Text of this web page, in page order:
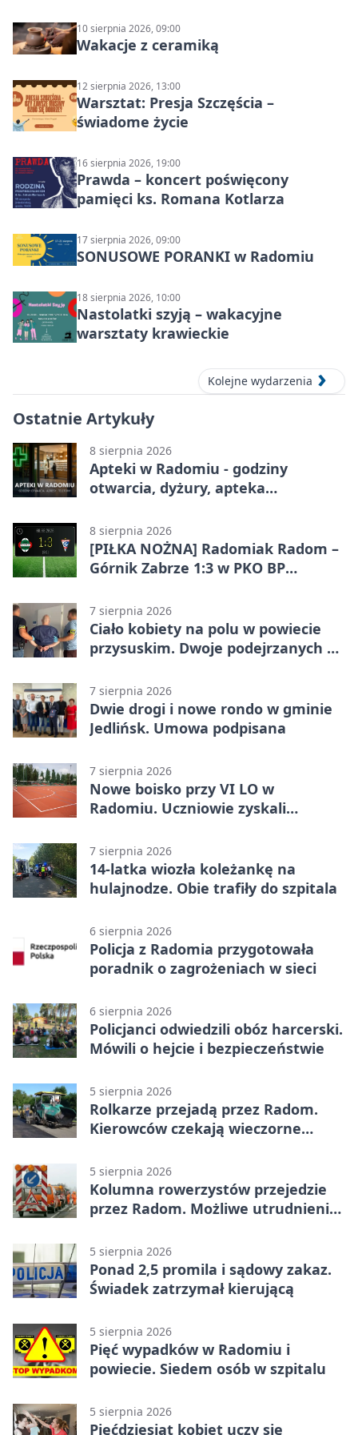
10 sierpnia 2026, 09:00
Wakacje z ceramiką
12 sierpnia 2026, 13:00
Warsztat: Presja Szczęścia –
świadome życie
16 sierpnia 2026, 19:00
Prawda – koncert poświęcony
pamięci ks. Romana Kotlarza
17 sierpnia 2026, 09:00
SONUSOWE PORANKI w Radomiu
18 sierpnia 2026, 10:00
Nastolatki szyją – wakacyjne
warsztaty krawieckie
Kolejne wydarzenia
Ostatnie Artykuły
8 sierpnia 2026
Apteki w Radomiu - godziny
otwarcia, dyżury, apteka
8 sierpnia 2026
[PIŁKA NOŻNA] Radomiak Radom –
Górnik Zabrze 1:3 w PKO BP
golami pogrążył gospodarzy
7 sierpnia 2026
Ciało kobiety na polu w powiecie
przysuskim. Dwoje podejrzanych w
7 sierpnia 2026
Dwie drogi i nowe rondo w gminie
Jedlińsk. Umowa podpisana
7 sierpnia 2026
Nowe boisko przy VI LO w
Radomiu. Uczniowie zyskali
7 sierpnia 2026
14-latka wiozła koleżankę na
hulajnodze. Obie trafiły do szpitala
6 sierpnia 2026
Policja z Radomia przygotowała
poradnik o zagrożeniach w sieci
6 sierpnia 2026
Policjanci odwiedzili obóz harcerski.
Mówili o hejcie i bezpieczeństwie
5 sierpnia 2026
Rolkarze przejadą przez Radom.
Kierowców czekają wieczorne
5 sierpnia 2026
Kolumna rowerzystów przejedzie
przez Radom. Możliwe utrudnienia
5 sierpnia 2026
Ponad 2,5 promila i sądowy zakaz.
Świadek zatrzymał kierującą
5 sierpnia 2026
Pięć wypadków w Radomiu i
powiecie. Siedem osób w szpitalu
5 sierpnia 2026
Pięćdziesiąt kobiet uczy się